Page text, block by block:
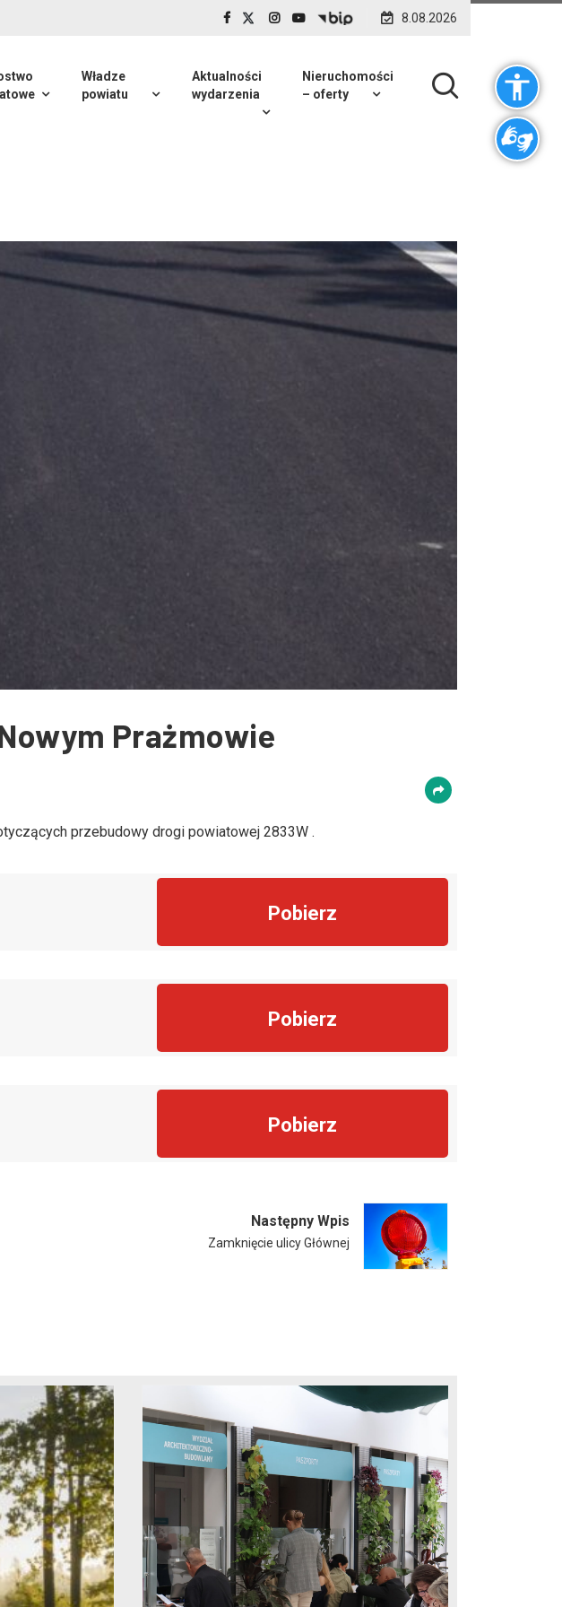
8.08.2026
Władze
powiatu
Aktualności
wydarzenia
Nieruchomości
– oferty
Prażmowie
przebudowy drogi powiatowej 2833W .
Pobierz
Pobierz
Pobierz
Następny Wpis
Zamknięcie ulicy Głównej